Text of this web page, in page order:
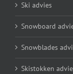
Ski advies
Snowboard
Snowblades
Skistokken